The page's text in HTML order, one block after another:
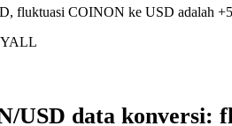
fluktuasi COINON ke USD adalah
ALL
USD data konversi: